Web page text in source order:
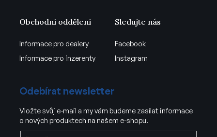
Obchodní oddělení
Informace pro dealery
Informace pro inzerenty
Sledujte nás
Facebook
Instagram
Odebírat newsletter
Vložte svůj e-mail a my vám budeme zasílat informace
o nových produktech na našem e-shopu.